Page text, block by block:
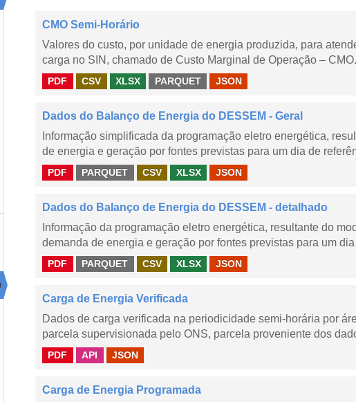
CMO Semi-Horário
Valores do custo, por unidade de energia produzida, para
carga no SIN, chamado de Custo Marginal de Operação –
PDF CSV XLSX PARQUET JSON
Dados do Balanço de Energia do DESSEM - Geral
Informação simplificada da programação eletro energética,
de energia e geração por fontes previstas para um dia de
PDF PARQUET CSV XLSX JSON
Dados do Balanço de Energia do DESSEM - detalhado
Informação da programação eletro energética, resultante do
demanda de energia e geração por fontes previstas para um
PDF PARQUET CSV XLSX JSON
Carga de Energia Verificada
Dados de carga verificada na periodicidade semi-horária por
parcela supervisionada pelo ONS, parcela proveniente dos
PDF API JSON
Carga de Energia Programada